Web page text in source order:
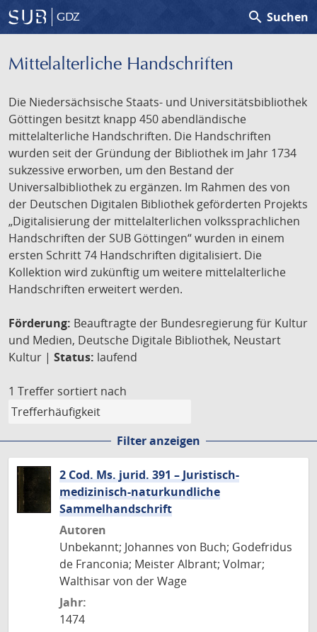
GDZ search Suchen
Mittelalterliche Handschriften
Die Niedersächsische Staats- und Universitätsbibliothek
Göttingen besitzt knapp 450 abendländische
mittelalterliche Handschriften. Die Handschriften
wurden seit der Gründung der Bibliothek im Jahr 1734
sukzessive erworben, um den Bestand der
Universalbibliothek zu ergänzen. Im Rahmen des von
der Deutschen Digitalen Bibliothek geförderten Projekts
„Digitalisierung der mittelalterlichen volkssprachlichen
Handschriften der SUB Göttingen“ wurden in einem
ersten Schritt 74 Handschriften digitalisiert. Die
Kollektion wird zukünftig um weitere mittelalterliche
Handschriften erweitert werden.
Förderung: Beauftragte der Bundesregierung für Kultur
und Medien, Deutsche Digitale Bibliothek, Neustart
Kultur | Status: laufend
1 Treffer sortiert nach
Filter anzeigen
2 Cod. Ms. jurid. 391 – Juristisch-
medizinisch-naturkundliche
Sammelhandschrift
Autoren
Unbekannt; Johannes von Buch; Godefridus
de Franconia; Meister Albrant; Volmar;
Walthisar von der Wage
Jahr:
1474